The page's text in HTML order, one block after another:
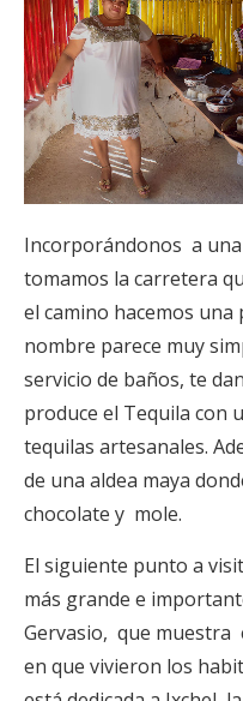
Incorporándonos a
tomamos la carretera
el camino hacemos una
nombre parece muy
servicio de baños, te
produce el Tequila con
tequilas artesanales.
de una aldea maya
chocolate y mole.
El siguiente punto a
más grande e
Gervasio, que
en que vivieron los